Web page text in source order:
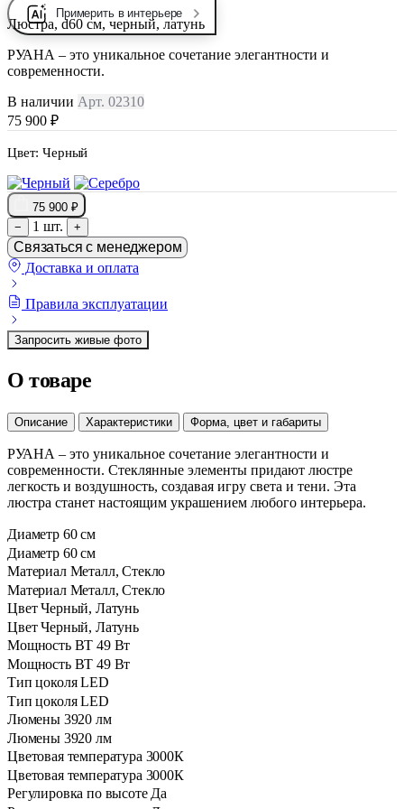
Примерить в интерьере
Люстра, d60 см, черный, латунь
РУАНА – это уникальное сочетание элегантности и
современности.
В наличии Арт. 02310
75 900 ₽
Цвет: Черный
75 900 ₽
−
1 шт. +
Связаться с менеджером
Доставка и оплата
Правила эксплуатации
Запросить живые фото
О товаре
Описание Характеристики Форма, цвет и габариты
РУАНА – это уникальное сочетание элегантности и
современности. Стеклянные элементы придают люстре
легкость и воздушность, создавая игру света и тени. Эта
люстра станет настоящим украшением любого интерьера.
Диаметр 60 см
Диаметр 60 см
Материал Металл, Стекло
Материал Металл, Стекло
Цвет Черный, Латунь
Цвет Черный, Латунь
Мощность ВТ 49 Вт
Мощность ВТ 49 Вт
Тип цоколя LED
Тип цоколя LED
⁠Люмены 3920 лм
⁠Люмены 3920 лм
Цветовая температура 3000К
Цветовая температура 3000К
Регулировка по высоте Да